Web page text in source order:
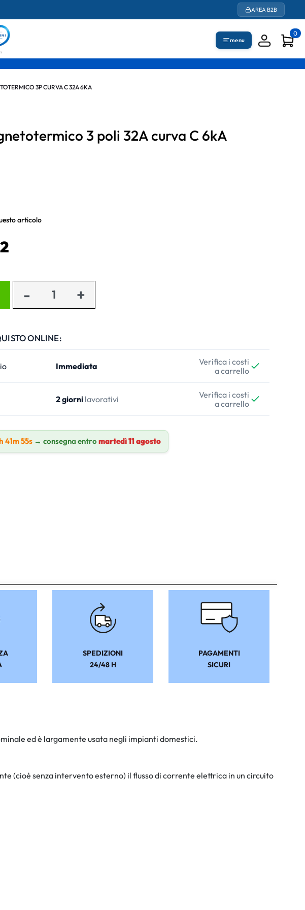
AREA B2B
menu
0
3P CURVA C 32A 6KA
3 poli 32A curva C 6kA
articolo
ONLINE:
Immediata
Verifica i costi
a carrello
2 giornilavorativi
Verifica i costi
a carrello
41m 54s → consegna entromartedì 11 agosto
SPEDIZIONI
24/48 H
PAGAMENTI
SICURI
ed è largamente usata negli impianti domestici.
(cioè senza intervento esterno) il flusso di corrente elettrica in un circuito